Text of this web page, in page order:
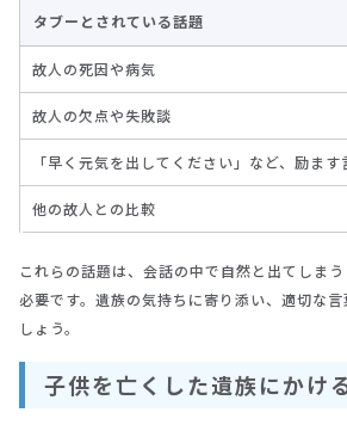
タブーとされている話題
故人の死因や病気
故人の欠点や失敗談
「早く元気を出してください」など、励ます
他の故人との比較
これらの話題は、会話の中で自然と出てしま
必要です。遺族の気持ちに寄り添い、適切な
しょう。
子供を亡くした遺族にかけ